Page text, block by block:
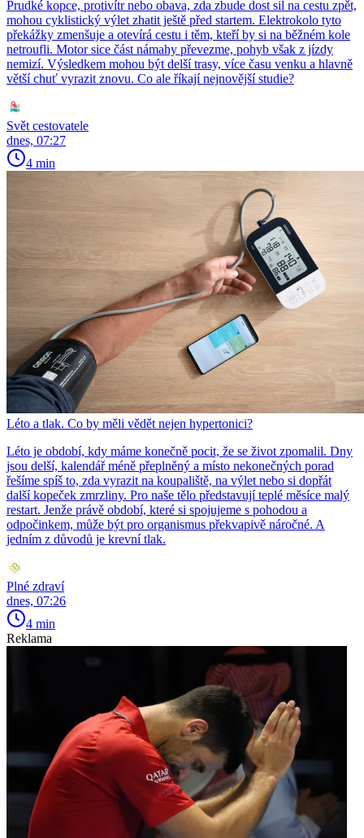
Prudké kopce, protivítr nebo obava, zda zbude dost sil na cestu zpět,
mohou cyklistický výlet zhatit ještě před startem. Elektrokolo tyto
překážky zmenšuje a otevírá cestu i těm, kteří by si na běžném kole
netroufli. Motor sice část námahy převezme, pohyb však z jízdy
nemizí. Výsledkem mohou být delší trasy, více času venku a hlavně
větší chuť vyrazit znovu. Co ale říkají nejnovější studie?
Svět cestovatele
dnes, 07:27
4 min
Léto a tlak. Co by měli vědět nejen hypertonici?
Léto je období, kdy máme konečně pocit, že se život zpomalil. Dny
jsou delší, kalendář méně přeplněný a místo nekonečných porad
řešíme spíš to, zda vyrazit na koupaliště, na výlet nebo si dopřát
další kopeček zmrzliny. Pro naše tělo představují teplé měsíce malý
restart. Jenže právě období, které si spojujeme s pohodou a
odpočinkem, může být pro organismus překvapivě náročné. A
jedním z důvodů je krevní tlak.
Plné zdraví
dnes, 07:26
4 min
Reklama